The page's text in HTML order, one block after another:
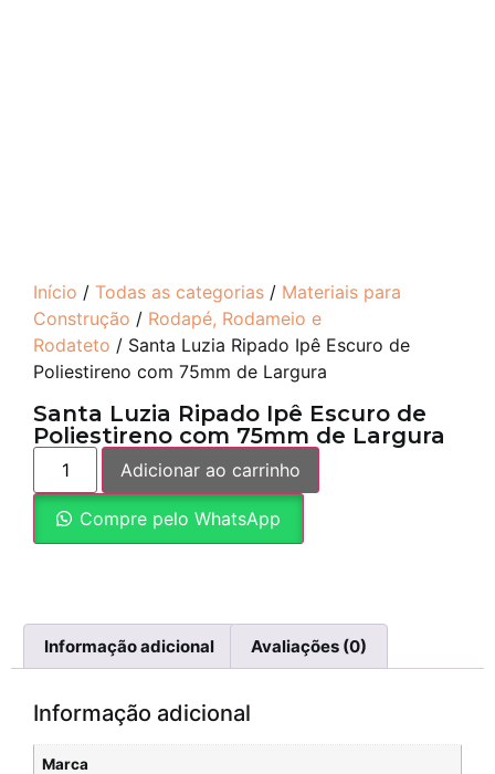
Início / Todas as categorias / Materiais para
Construção / Rodapé, Rodameio e
Rodateto / Santa Luzia Ripado Ipê Escuro de
Poliestireno com 75mm de Largura
Santa Luzia Ripado Ipê Escuro de
Poliestireno com 75mm de Largura
Adicionar ao carrinho
Compre pelo WhatsApp
Informação adicional Avaliações (0)
Informação adicional
Marca